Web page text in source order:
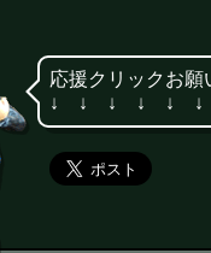
応援クリックお願
↓ ↓ ↓ ↓ ↓ ↓